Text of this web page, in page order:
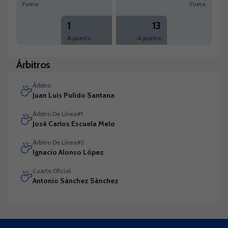
Fuera
1
A puerta
Fuera
13
A puerta
Árbitros
Árbitro
Juan Luis Pulido Santana
Árbitro De Línea#1
José Carlos Escuela Melo
Árbitro De Línea#2
Ignacio Alonso López
Cuarto Oficial
Antonio Sánchez Sánchez